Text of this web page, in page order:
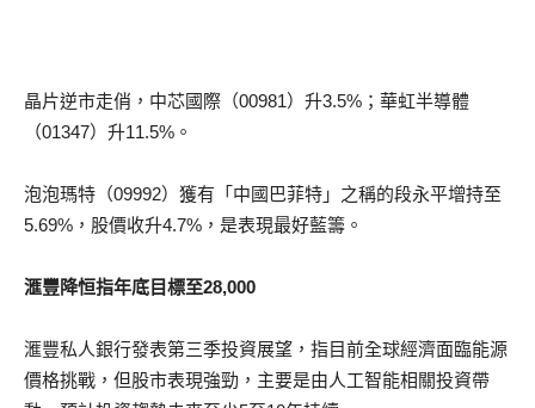
晶片逆市走俏，中芯國際（00981）升3.5%；華虹半導體
（01347）升11.5%。
泡泡瑪特（09992）獲有「中國巴菲特」之稱的段永平增持至
5.69%，股價收升4.7%，是表現最好藍籌。
滙豐降恒指年底目標至28,000
滙豐私人銀行發表第三季投資展望，指目前全球經濟面臨能源
價格挑戰，但股市表現強勁，主要是由人工智能相關投資帶